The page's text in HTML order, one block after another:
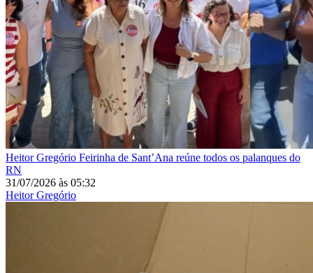
Heitor Gregório Feirinha de Sant’Ana reúne todos os palanques do
RN
31/07/2026 às 05:32
Heitor Gregório